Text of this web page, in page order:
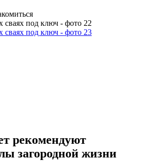
рекомендуют
загородной жизни